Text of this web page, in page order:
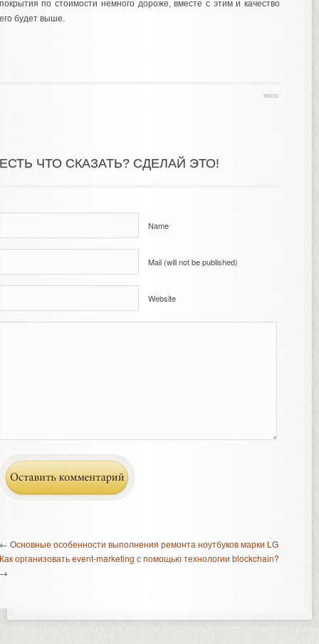
по стоимости немного дороже, вместе с этим и качество
будет выше.
теги:
ЧТО СКАЗАТЬ? СДЕЛАЙ ЭТО!
Name
Mail (will not be published)
Website
Основные особенности выполнения ремонта ноутбуков марки LG
организовать event-marketing с помощью технологии blockchain?